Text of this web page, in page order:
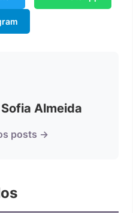
Almeida
posts →